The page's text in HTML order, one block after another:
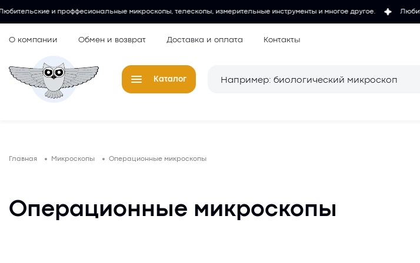
проффесиональные микроскопы, телескопы, измерительные инструменты и многое другое. Любительские и
О компании Обмен и возврат Доставка и оплата Контакты
Каталог
Лупы
Главная Микроскопы Операционные микроскопы
Операционные микроскопы